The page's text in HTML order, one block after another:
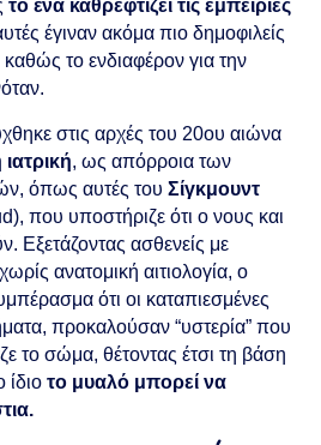
το ένα καθρεφτίζει τις εμπειρίες
έγιναν ακόμα πιο δημοφιλείς
το ενδιαφέρον για την
στις αρχές του 20ου αιώνα
, ως απόρροια των
όπως αυτές τουΣίγκμουντ
που υποστήριζε ότι ο νους και
Εξετάζοντας ασθενείς με
ανατομική αιτιολογία, ο
ότιοι καταπιεσμένες
προκαλούσαν “υστερία” που
το σώμα, θέτοντας έτσι τη βάση
ίδιοτο μυαλό μπορεί να